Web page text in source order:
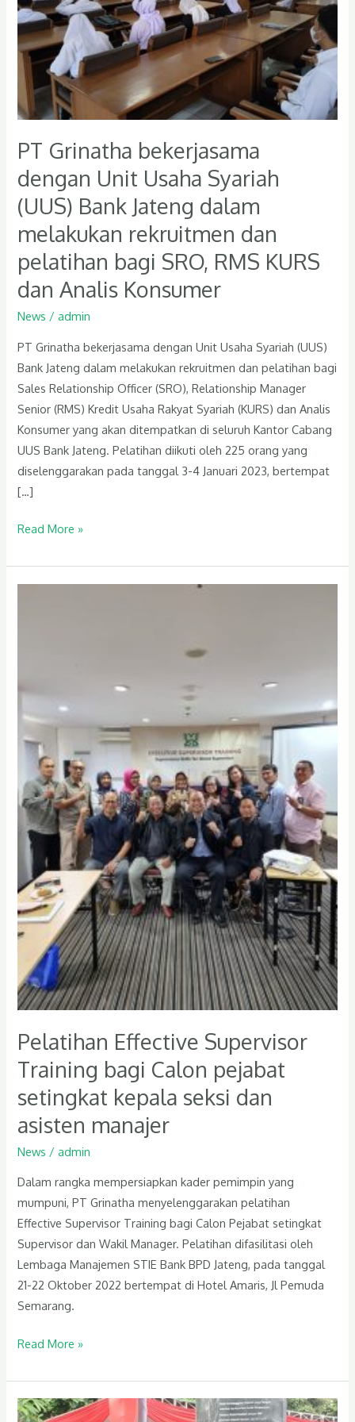
PT Grinatha bekerjasama
dengan Unit Usaha Syariah
(UUS) Bank Jateng dalam
melakukan rekruitmen dan
pelatihan bagi SRO, RMS KURS
dan Analis Konsumer
News /admin
PT Grinatha bekerjasama dengan Unit Usaha Syariah (UUS)
Bank Jateng dalam melakukan rekruitmen dan pelatihan bagi
Sales Relationship Officer (SRO), Relationship Manager
Senior (RMS) Kredit Usaha Rakyat Syariah (KURS) dan Analis
Konsumer yang akan ditempatkan di seluruh Kantor Cabang
UUS Bank Jateng. Pelatihan diikuti oleh 225 orang yang
diselenggarakan pada tanggal 3-4 Januari 2023, bertempat
[…]
Syariah
(UUS)
Bank
Jateng
dalam
melakukan
dan
pelatihan
bagi
SRO,
RMS
KURS
dan
Analis
Konsumer
Read More »
Pelatihan Effective Supervisor
Training bagi Calon pejabat
setingkat kepala seksi dan
asisten manajer
News /admin
Dalam rangka mempersiapkan kader pemimpin yang
mumpuni, PT Grinatha menyelenggarakan pelatihan
Effective Supervisor Training bagi Calon Pejabat setingkat
Supervisor dan Wakil Manager. Pelatihan difasilitasi oleh
Lembaga Manajemen STIE Bank BPD Jateng, pada tanggal
21-22 Oktober 2022 bertempat di Hotel Amaris, Jl Pemuda
Semarang.
Calon
pejabat
setingkat
kepala
seksi
dan
asisten
manajer
Read More »
Peresmian